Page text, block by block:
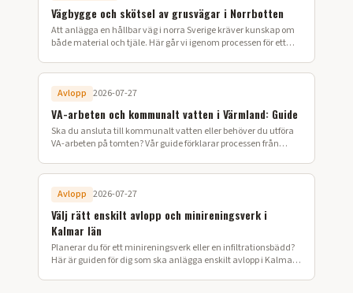
Vägbygge och skötsel av grusvägar i Norrbotten
Att anlägga en hållbar väg i norra Sverige kräver kunskap om
både material och tjäle. Här går vi igenom processen för ett
Avlopp 2026-07-27
VA-arbeten och kommunalt vatten i Värmland: Guide
Ska du ansluta till kommunalt vatten eller behöver du utföra
VA-arbeten på tomten? Vår guide förklarar processen från
Avlopp 2026-07-27
Välj rätt enskilt avlopp och minireningsverk i
Kalmar län
Planerar du för ett minireningsverk eller en infiltrationsbädd?
Här är guiden för dig som ska anlägga enskilt avlopp i Kalmar